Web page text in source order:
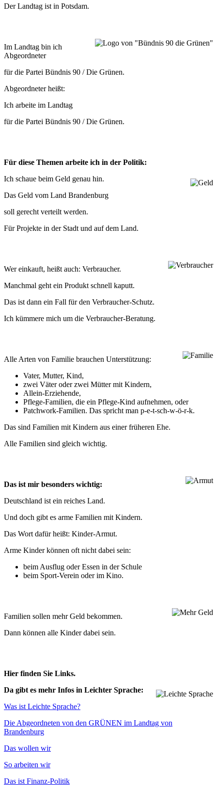
Der Land­tag ist in Potsdam.
Im Land­tag bin ich
Abgeordneter
für die Par­tei Bünd­nis 90 / Die Grünen.
Abge­ord­ne­ter heißt:
Ich arbeite im Landtag
für die Par­tei Bünd­nis 90 / Die Grünen.
Für diese The­men arbeite ich in der Politik:
Ich schaue beim Geld genau hin.
Das Geld vom Land Brandenburg
soll gerecht ver­teilt werden.
Für Pro­jekte in der Stadt und auf dem Land.
Wer ein­kauft, heißt auch: Verbraucher.
Manch­mal geht ein Pro­dukt schnell kaputt.
Das ist dann ein Fall für den Verbraucher-Schutz.
Ich küm­mere mich um die Verbraucher-Beratung.
Alle Arten von Fami­lie brau­chen Unterstützung:
Vater, Mut­ter, Kind,
zwei Väter oder zwei Müt­ter mit Kindern,
Allein-Erzie­hende,
Pflege-Fami­lien, die ein Pflege-Kind auf­neh­men, oder
Patch­work-Fami­lien. Das spricht man p‑e-t-sch-w-ö-r‑k.
Das sind Fami­lien mit Kin­dern aus einer frü­he­ren Ehe.
Alle Fami­lien sind gleich wichtig.
Das ist mir beson­ders wichtig:
Deutsch­land ist ein rei­ches Land.
Und doch gibt es arme Fami­lien mit Kindern.
Das Wort dafür heißt: Kinder-Armut.
Arme Kin­der kön­nen oft nicht dabei sein:
beim Aus­flug oder Essen in der Schule
beim Sport-Ver­ein oder im Kino.
Fami­lien sol­len mehr Geld bekommen.
Dann kön­nen alle Kin­der dabei sein.
Hier fin­den Sie Links.
Da gibt es mehr Infos in Leich­ter Sprache:
Was ist Leichte Sprache?
Die Abge­ord­ne­ten von den GRÜNEN im Land­tag von
Brandenburg
Das wol­len wir
So arbei­ten wir
Das ist Finanz-Politik